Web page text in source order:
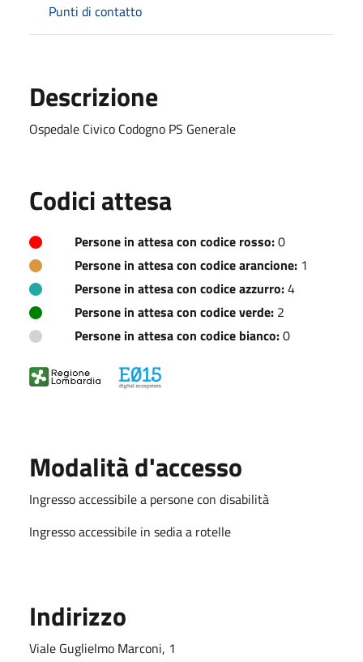
Punti di contatto
Descrizione
Ospedale Civico Codogno PS Generale
Codici attesa
Persone in attesa con codice rosso:0
Persone in attesa con codice arancione: 1
Persone in attesa con codice azzurro:4
Persone in attesa con codice verde: 2
Persone in attesa con codice bianco:0
Modalità d'accesso
Ingresso accessibile a persone con disabilità
Ingresso accessibile in sedia a rotelle
Indirizzo
Viale Guglielmo Marconi, 1